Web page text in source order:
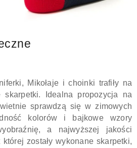
Mikołaje i choinki trafiły na
skarpetki. Idealna propozycja na
sprawdzą się w zimowych
kolorów i bajkowe wzory
a najwyższej jakości
której zostały wykonane skarpetki,